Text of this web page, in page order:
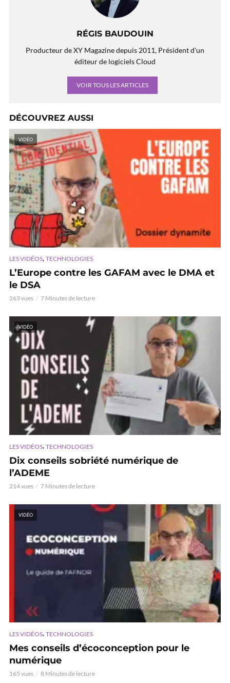
RÉGIS BAUDOUIN
Producteur de XY Magazine depuis 2011, Président d'un
éditeur de logiciels Cloud
VOIR TOUS LES ARTICLES
DÉCOUVREZ AUSSI
VIDÉO
LES VIDÉOS, TECHNOLOGIES
L’Europe contre les GAFAM avec le DMA et
le DSA
263 vues 7 Minutes de lecture
VIDÉO
LES VIDÉOS, TECHNOLOGIES
Dix conseils sobriété numérique de
l’ADEME
214 vues 7 Minutes de lecture
VIDÉO
LES VIDÉOS, TECHNOLOGIES
Mes conseils d’écoconception pour le
numérique
165 vues 8 Minutes de lecture